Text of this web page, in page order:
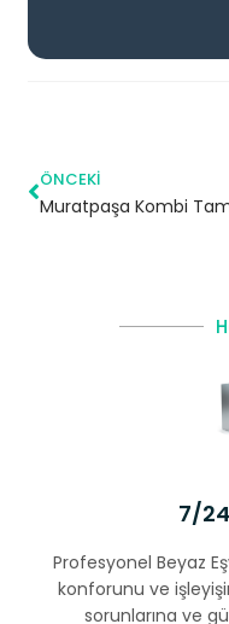
ÖNCEKI
7/
Profesyonel Beyaz
konforunu ve
sorunlarına ve